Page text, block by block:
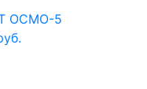
ОСМО-5